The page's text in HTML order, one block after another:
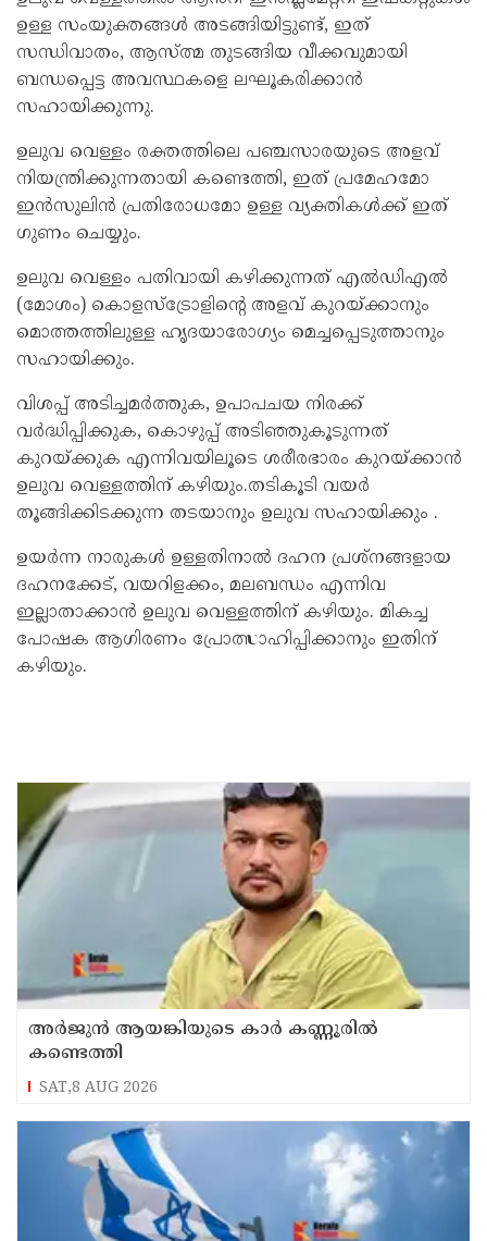
ഉള്ള സംയുക്തങ്ങൾ അടങ്ങിയിട്ടുണ്ട്, ഇത്
സന്ധിവാതം, ആസ്ത്മ തുടങ്ങിയ വീക്കവുമായി
ബന്ധപ്പെട്ട അവസ്ഥകളെ ലഘൂകരിക്കാൻ
സഹായിക്കുന്നു.
ഉലുവ വെള്ളം രക്തത്തിലെ പഞ്ചസാരയുടെ അളവ്
നിയന്ത്രിക്കുന്നതായി കണ്ടെത്തി, ഇത് പ്രമേഹമോ
ഇൻസുലിൻ പ്രതിരോധമോ ഉള്ള വ്യക്തികൾക്ക് ഇത്
ഗുണം ചെയ്യും.
ഉലുവ വെള്ളം പതിവായി കഴിക്കുന്നത് എൽഡിഎൽ
(മോശം) കൊളസ്ട്രോളിന്റെ അളവ് കുറയ്ക്കാനും
മൊത്തത്തിലുള്ള ഹൃദയാരോഗ്യം മെച്ചപ്പെടുത്താനും
സഹായിക്കും.
വിശപ്പ് അടിച്ചമർത്തുക, ഉപാപചയ നിരക്ക്
വർദ്ധിപ്പിക്കുക, കൊഴുപ്പ് അടിഞ്ഞുകൂടുന്നത്
കുറയ്ക്കുക എന്നിവയിലൂടെ ശരീരഭാരം കുറയ്ക്കാൻ
ഉലുവ വെള്ളത്തിന് കഴിയും.തടികൂടി വയർ
തൂങ്ങിക്കിടക്കുന്ന തടയാനും ഉലുവ സഹായിക്കും .
ഉയർന്ന നാരുകൾ ഉള്ളതിനാൽ ദഹന പ്രശ്‌നങ്ങളായ
ദഹനക്കേട്, വയറിളക്കം, മലബന്ധം എന്നിവ
ഇല്ലാതാക്കാൻ ഉലുവ വെള്ളത്തിന് കഴിയും. മികച്ച
പോഷക ആഗിരണം പ്രോത്സാഹിപ്പിക്കാനും ഇതിന്
കഴിയും.
അർജുൻ ആയങ്കിയുടെ കാർ കണ്ണൂരിൽ
കണ്ടെത്തി
SAT,8 AUG 2026